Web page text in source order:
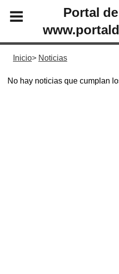
Portal
Inicio Noticias
No hay noticias que cumplan